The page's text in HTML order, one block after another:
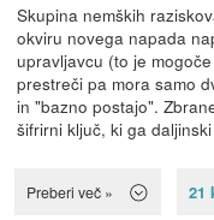
Skupina nemških
okviru novega napada
upravljavcu (to je
prestreči pa mora samo
in "bazno postajo".
šifrirni ključ, ki ga
Preberi več » 21